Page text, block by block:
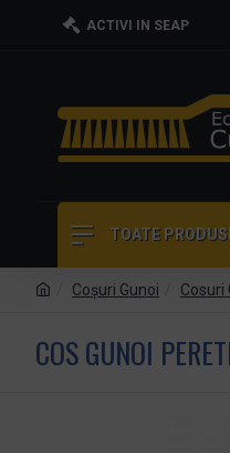
ACTIVI IN SEAP
TOATE
Coşuri Gunoi Cosuri
COS GUNOI